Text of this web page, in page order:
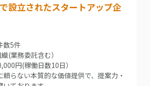
設⽴されたスタートアップ企
数5件
(業務委託含む）
円(稼働⽇数10⽇）
らない本質的な価値提供で、提案⼒・